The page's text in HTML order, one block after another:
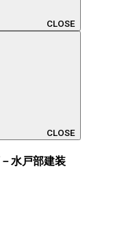
CLOSE
CLOSE
水戸部建装